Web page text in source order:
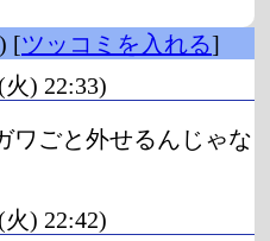
[ツッコミを入れる]
火) 22:33)
ワごと外せるんじゃな
火) 22:42)